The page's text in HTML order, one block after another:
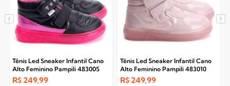
Tênis Led Sneaker Infantil Cano
Alto Feminino Pampili 483005
R$ 249,99
Tênis Led Sneaker Infantil Cano
Alto Feminino Pampili 483010
R$ 249,99